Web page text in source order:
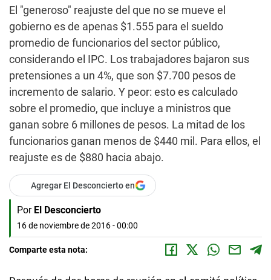
El "generoso" reajuste del que no se mueve el
gobierno es de apenas $1.555 para el sueldo
promedio de funcionarios del sector público,
considerando el IPC. Los trabajadores bajaron sus
pretensiones a un 4%, que son $7.700 pesos de
incremento de salario. Y peor: esto es calculado
sobre el promedio, que incluye a ministros que
ganan sobre 6 millones de pesos. La mitad de los
funcionarios ganan menos de $440 mil. Para ellos, el
reajuste es de $880 hacia abajo.
Agregar El Desconcierto en
Por El Desconcierto
16 de noviembre de 2016 - 00:00
Comparte esta nota: